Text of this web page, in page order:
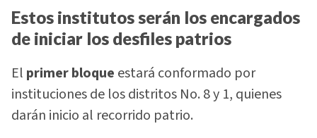
Estos institutos serán los encargados
de iniciar los desfiles patrios
El primer bloque estará conformado por
instituciones de los distritos No. 8 y 1, quienes
darán inicio al recorrido patrio.